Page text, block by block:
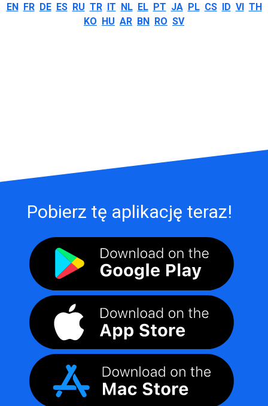
EN FR DE ES RU TR IT NL EL PT JA PL CS ID VI TH
KO HU AR BN RO SV
Pobierz tę aplikację teraz!